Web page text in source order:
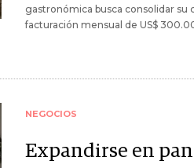
gastronómica busca consolidar
facturación mensual de US$
NEGOCIOS
Expandirse en